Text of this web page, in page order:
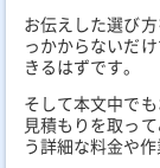
お伝えした選び
っかからないだ
きるはずです。
そして本文中で
見積もりを取っ
う詳細な料金や